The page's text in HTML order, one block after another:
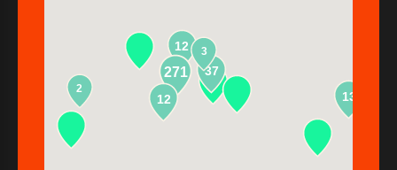
12
271
13
37
2
12
3